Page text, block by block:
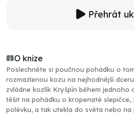
Přehrát
O knize
Poslechněte si poučnou pohádku o
rozmazlenou kozu na nejhodnější
zvládne kozlík Kryšpín během jednoho
těšit na pohádku o kropenaté slepičce,
polévku, a tak utekla do světa nebo